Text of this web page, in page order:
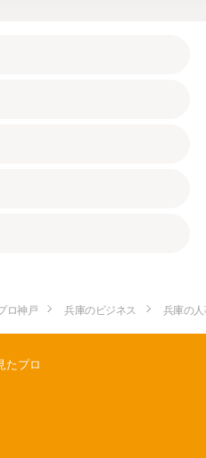
ロ神戸 兵庫のビジネス 兵庫の
たプロ